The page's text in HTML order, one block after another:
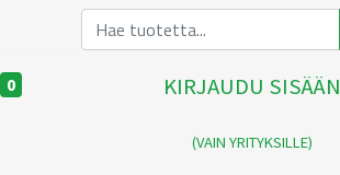
0 KIRJAUDU SISÄÄN
(VAIN YRITYKSILLE)